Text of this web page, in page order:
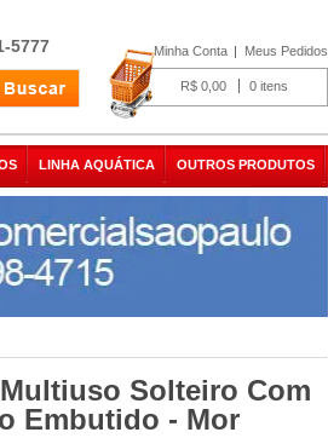
5777 Minha Conta Meus Pedidos
0
R$ 0,00
LINHA AQUÁTICA OUTROS PRODUTOS
Solteiro Com
Embutido - Mor